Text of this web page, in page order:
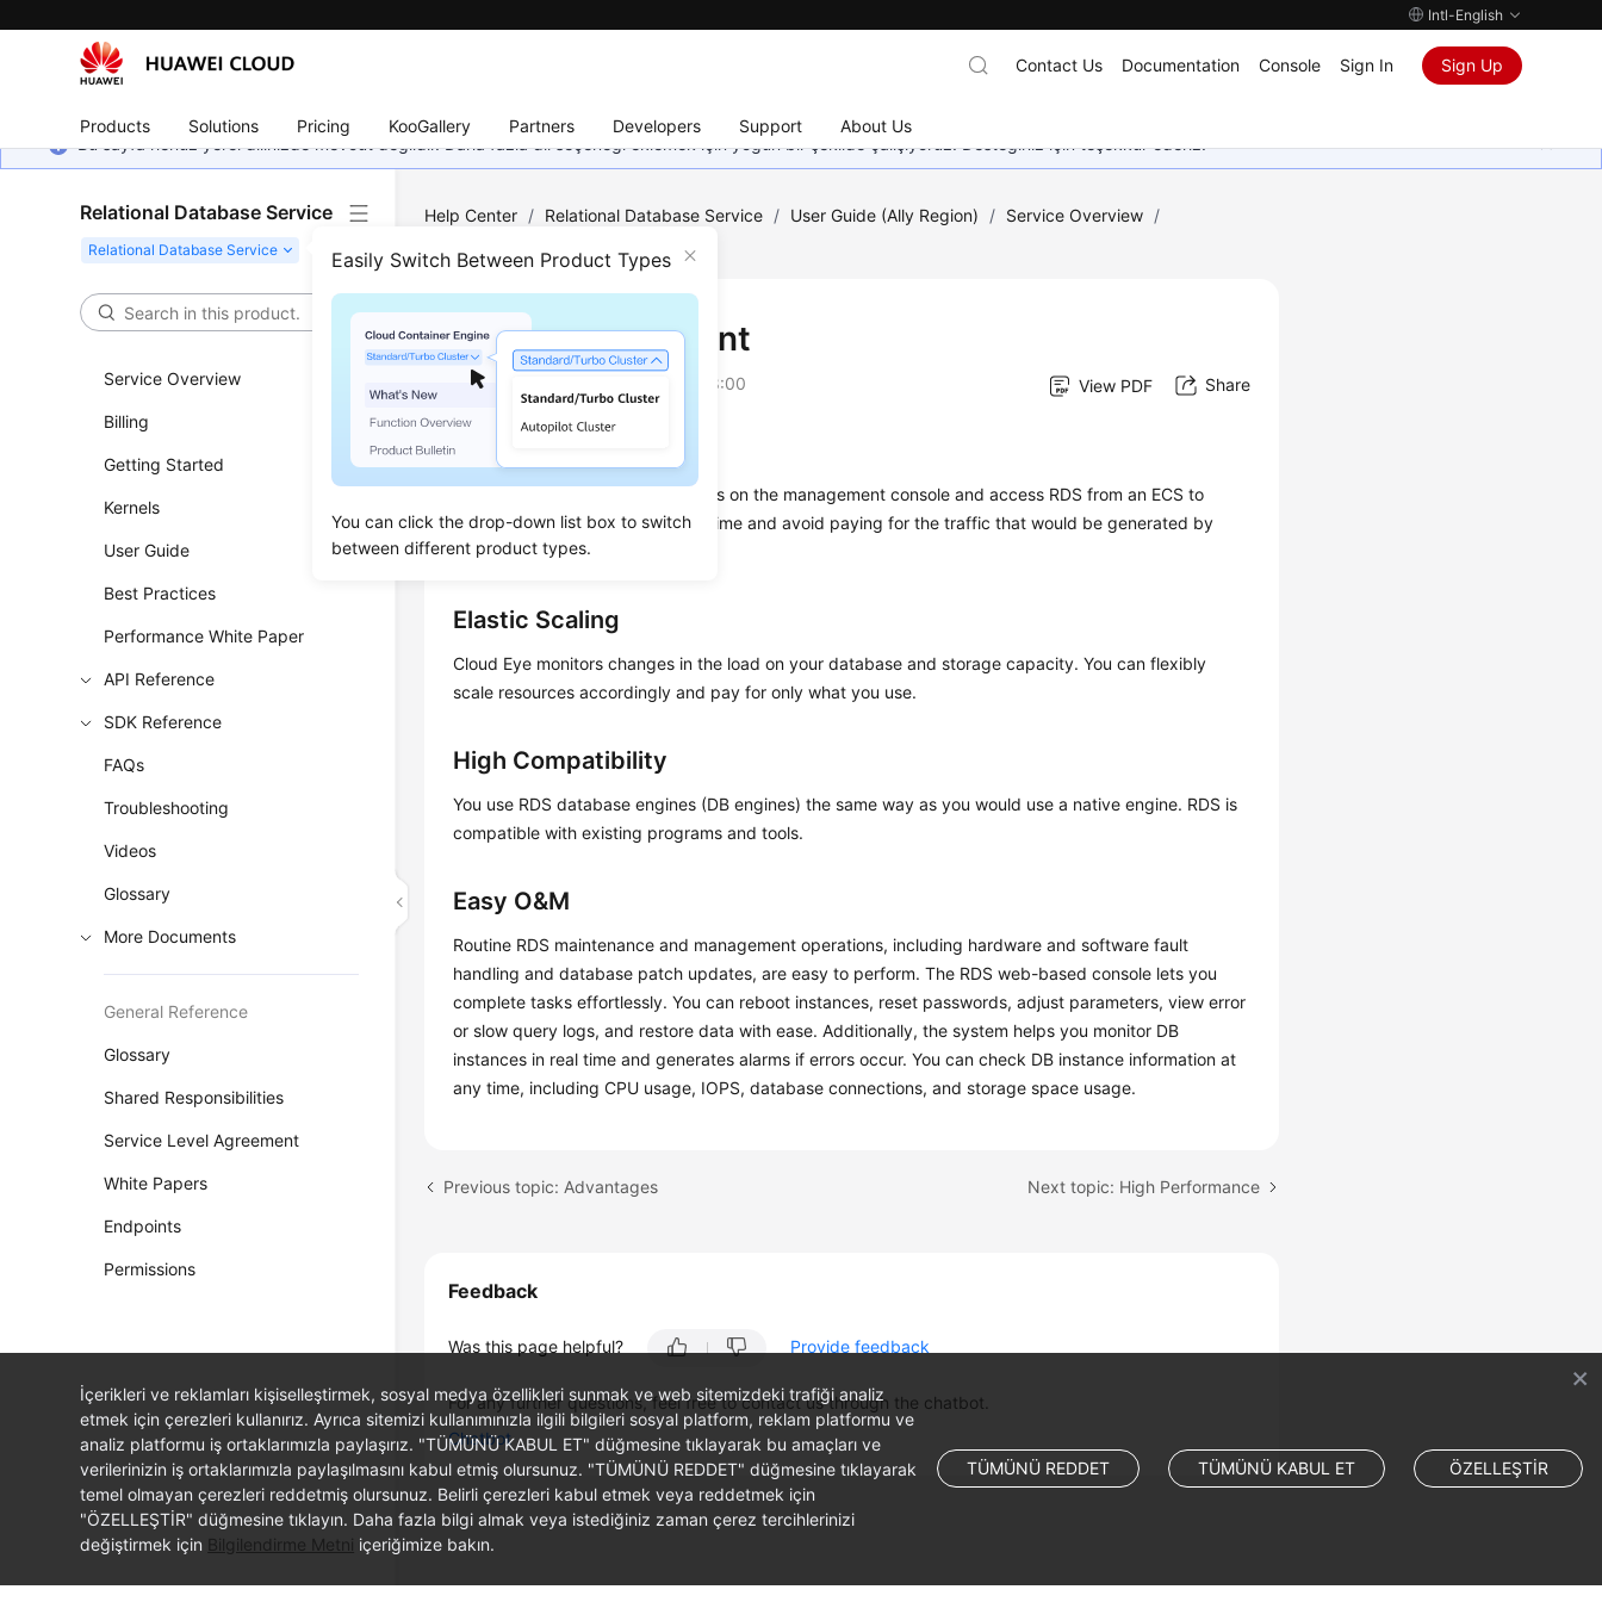
Intl-English
Products Solutions Pricing KooGallery Partners Developers Support About Us
Contact Us Documentation Console Sign In Sign Up
Bu sayfa henüz yerel dilinizde mevcut değildir. Daha fazla dil seçeneği eklemek için yoğun bir şekilde çalışıyoruz. Desteğiniz için teşekkür ederiz.
Relational Database Service
Easily Switch Between Product Types
You can click the drop-down list box to switch
between different product types.
Service Overview
Billing
Getting Started
Kernels
User Guide
Best Practices
Performance White Paper
API Reference
SDK Reference
FAQs
Troubleshooting
Videos
Glossary
More Documents
General Reference
Glossary
Shared Responsibilities
Service Level Agreement
White Papers
Endpoints
Permissions
Help Center / Relational Database Service / User Guide (Ally Region) / Service Overview /
Easy Management
Updated on 2026-04-24 GMT+08:00 View PDF Share
Quick Setup
You can easily create DB instances on the management console and access RDS from an ECS to
reduce the application response time and avoid paying for the traffic that would be generated by
regular public access.
Elastic Scaling
Cloud Eye monitors changes in the load on your database and storage capacity. You can flexibly
scale resources accordingly and pay for only what you use.
High Compatibility
You use RDS database engines (DB engines) the same way as you would use a native engine. RDS is
compatible with existing programs and tools.
Easy O&M
Routine RDS maintenance and management operations, including hardware and software fault
handling and database patch updates, are easy to perform. The RDS web-based console lets you
complete tasks effortlessly. You can reboot instances, reset passwords, adjust parameters, view error
or slow query logs, and restore data with ease. Additionally, the system helps you monitor DB
instances in real time and generates alarms if errors occur. You can check DB instance information at
any time, including CPU usage, IOPS, database connections, and storage space usage.
Previous topic: Advantages Next topic: High Performance
Feedback
Was this page helpful? Provide feedback
For any further questions, feel free to contact us through the chatbot.
Chatbot
İçerikleri ve reklamları kişiselleştirmek, sosyal medya özellikleri sunmak ve web sitemizdeki trafiği analiz
etmek için çerezleri kullanırız. Ayrıca sitemizi kullanımınızla ilgili bilgileri sosyal platform, reklam platformu ve
analiz platformu iş ortaklarımızla paylaşırız. "TÜMÜNÜ KABUL ET" düğmesine tıklayarak bu amaçları ve
verilerinizin iş ortaklarımızla paylaşılmasını kabul etmiş olursunuz. "TÜMÜNÜ REDDET" düğmesine tıklayarak
temel olmayan çerezleri reddetmiş olursunuz. Belirli çerezleri kabul etmek veya reddetmek için
"ÖZELLEŞTİR" düğmesine tıklayın. Daha fazla bilgi almak veya istediğiniz zaman çerez tercihlerinizi
değiştirmek için Bilgilendirme Metni içeriğimize bakın.
TÜMÜNÜ REDDET TÜMÜNÜ KABUL ET ÖZELLEŞTİR